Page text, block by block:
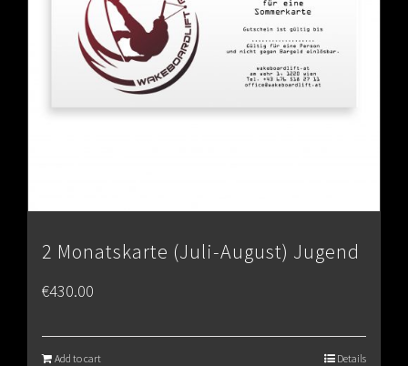
2 Monatskarte (Juli-August) Jugend
€430.00
Add to cart Details